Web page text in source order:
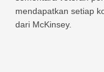
mendapatkan setiap
dari McKinsey.